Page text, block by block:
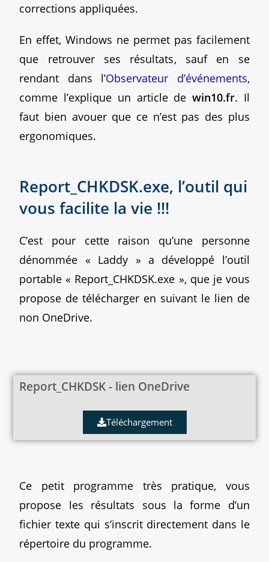
corrections appliquées.
En effet, Windows ne permet pas facilement
que retrouver ses résultats, sauf en se
rendant dans l’Observateur d’événements,
comme l’explique un article de win10.fr. Il
faut bien avouer que ce n’est pas des plus
ergonomiques.
Report_CHKDSK.exe, l’outil qui
vous facilite la vie !!!
C’est pour cette raison qu’une personne
dénommée « Laddy » a développé l’outil
portable « Report_CHKDSK.exe », que je vous
propose de télécharger en suivant le lien de
non OneDrive.
Report_CHKDSK - lien OneDrive
Téléchargement
Ce petit programme très pratique, vous
propose les résultats sous la forme d’un
fichier texte qui s’inscrit directement dans le
répertoire du programme.